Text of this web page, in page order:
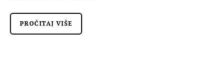
PROČITAJ VIŠE